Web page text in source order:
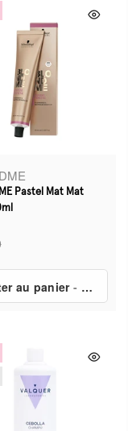
Pastel Mat Mat
au panier- €6,90